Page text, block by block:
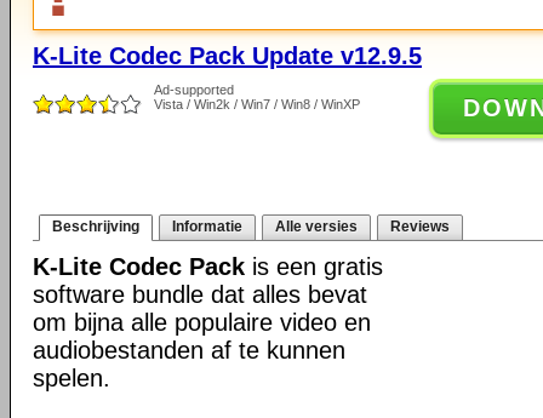
K-Lite Codec Pack Update v12.9.5
Ad-supported
Vista / Win2k / Win7 / Win8 / WinXP
Beschrijving Informatie Alle versies Reviews
K-Lite Codec Pack is een gratis
software bundle dat alles bevat
om bijna alle populaire video en
audiobestanden af te kunnen
spelen.